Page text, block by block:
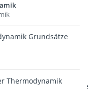
ist die freie Enthalpie
Term
der freien Enthalpie
der
Grundsätze
Thermodynamik